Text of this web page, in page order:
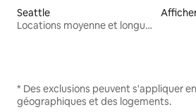
Seattle
Locations moyenne et longue durée
* Des exclusions peuvent s'appliquer
géographiques et des logements.